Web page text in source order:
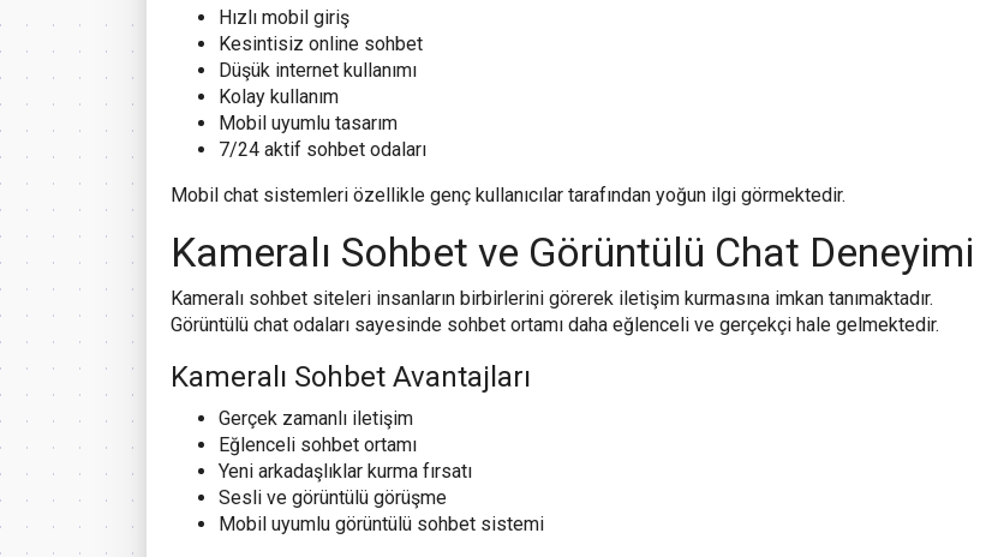
Hızlı mobil giriş
Kesintisiz online sohbet
Düşük internet kullanımı
Kolay kullanım
Mobil uyumlu tasarım
7/24 aktif sohbet odaları
Mobil chat sistemleri özellikle genç kullanıcılar tarafından yoğun ilgi görmektedir.
Kameralı Sohbet ve Görüntülü Chat Deneyimi
Kameralı sohbet siteleri insanların birbirlerini görerek iletişim kurmasına imkan tanımaktadır.
Görüntülü chat odaları sayesinde sohbet ortamı daha eğlenceli ve gerçekçi hale gelmektedir.
Kameralı Sohbet Avantajları
Gerçek zamanlı iletişim
Eğlenceli sohbet ortamı
Yeni arkadaşlıklar kurma fırsatı
Sesli ve görüntülü görüşme
Mobil uyumlu görüntülü sohbet sistemi